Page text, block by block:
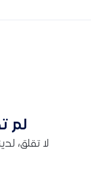
لم
لا تقلق،